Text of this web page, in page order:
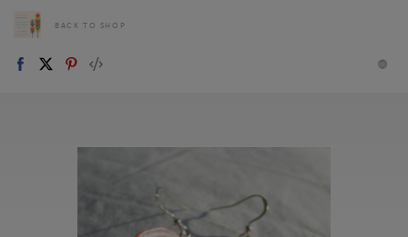
BACK TO SHOP